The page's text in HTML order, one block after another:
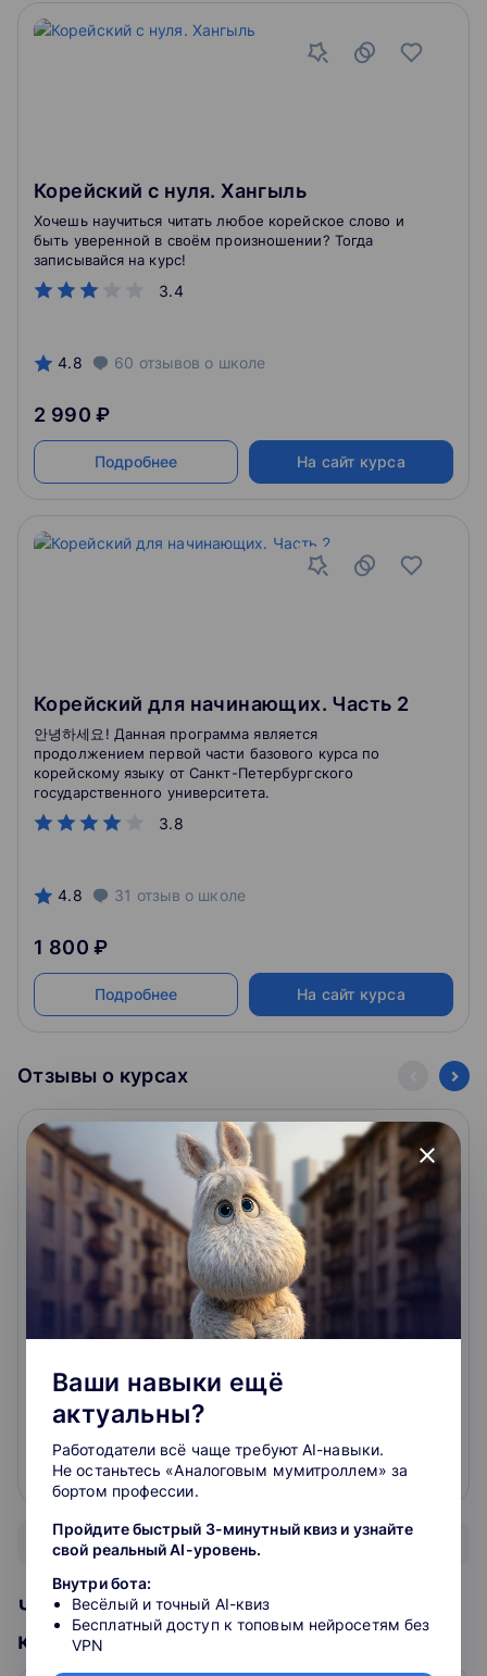
Корейский с нуля. Хангыль
3.4
Хочешь научиться читать любое корейское слово и
быть уверенной в своём произношении? Тогда
записывайся на курс!
4.8 60 отзывов о школе
2 990 ₽
Подробнее На сайт курса
Корейский для начинающих. Часть 2
3.8
안녕하세요! Данная программа является
продолжением первой части базового курса по
корейскому языку от Санкт-Петербургского
государственного университета.
4.8 31 отзыв о школе
1 800 ₽
Подробнее На сайт курса
Отзывы о курсах
Е
Екатерина Мм
11.04.2023 г.
куча технических проблем при сдаче экзамена
Достоинства: Лекции зарубежных профессоров
Недостатки: Ужасно с технической точки зрения
Очень разочарована данным ресурсом. Из главных
недостатков: в тестовых вопросах промежуточной
аттестации встречаются опечатки, а то и
пропущены части предложений - а чего от тебя
баг отсутствует в экзаменационных вопросах - как
бы не так! Но это еще не вс...
читать подробнее
0
Показать все отзывы
Часто задаваемые вопросы по
курсам тематики Корейский
close
Ваши навыки ещё
актуальны?
Работодатели всё чаще требуют AI-навыки.
Не останьтесь «Аналоговым мумитроллем» за
бортом профессии.
Пройдите быстрый 3-минутный квиз и узнайте
свой реальный AI-уровень.
Внутри бота:
Весёлый и точный AI-квиз
Бесплатный доступ к топовым нейросетям без
VPN